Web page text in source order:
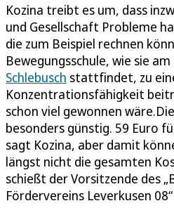
Kozina treibt es um, dass
und Gesellschaft Probleme
die zum Beispiel rechnen
Bewegungsschule, wie sie
Schlebusch stattfindet, zu
Konzentrationsfähigkeit
schon viel gewonnen
besonders günstig. 59 Euro
sagt Kozina, aber damit
längst nicht die gesamten
schießt der Vorsitzende des
Fördervereins Leverkusen